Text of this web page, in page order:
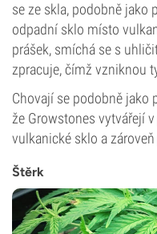
se ze skla, podobně jako
odpadní sklo místo
prášek, smíchá se s
zpracuje, čímž vzniknou
Chovají se podobně jako
že Growstones vytvářejí
vulkanické sklo a
Štěrk